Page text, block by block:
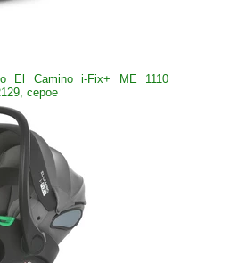
El Camino i-Fix+ ME 1110
серое